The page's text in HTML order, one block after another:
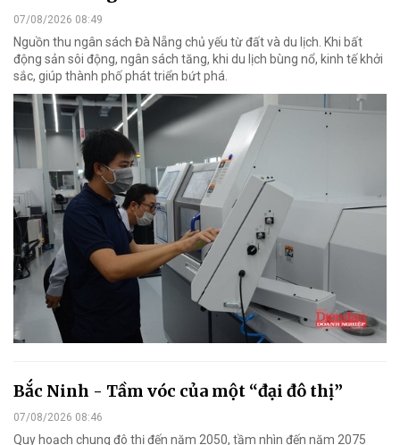
07/08/2026 08:49
Nguồn thu ngân sách Đà Nẵng chủ yếu từ đất và du lịch. Khi bất
động sản sôi động, ngân sách tăng, khi du lịch bùng nổ, kinh tế khởi
sắc, giúp thành phố phát triển bứt phá.
Bắc Ninh - Tầm vóc của một “đại đô thị”
07/08/2026 08:46
Quy hoạch chung đô thị đến năm 2050, tầm nhìn đến năm 2075